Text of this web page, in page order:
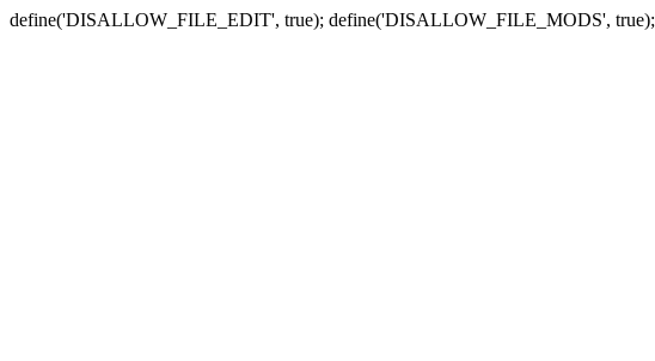
define('DISALLOW_FILE_EDIT', true); define('DISALLOW_FILE_MODS', true);